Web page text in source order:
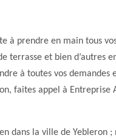
à prendre en main tous
terrasse et bien d’autres
à toutes vos demandes
faites appel à Entreprise
dans la ville de Yebleron